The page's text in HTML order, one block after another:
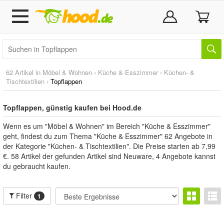
62 Artikel in Möbel & Wohnen › Küche & Esszimmer › Küchen- &
Tischtextilien › Topflappen
Topflappen, günstig kaufen bei Hood.de
Wenn es um "Möbel & Wohnen" im Bereich "Küche & Esszimmer"
geht, findest du zum Thema "Küche & Esszimmer" 62 Angebote in
der Kategorie "Küchen- & Tischtextilien". Die Preise starten ab 7,99
€. 58 Artikel der gefunden Artikel sind Neuware, 4 Angebote kannst
du gebraucht kaufen.
Filter 1